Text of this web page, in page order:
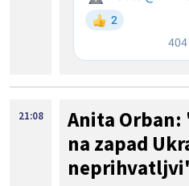
21:08
Anita Orban:
na zapad